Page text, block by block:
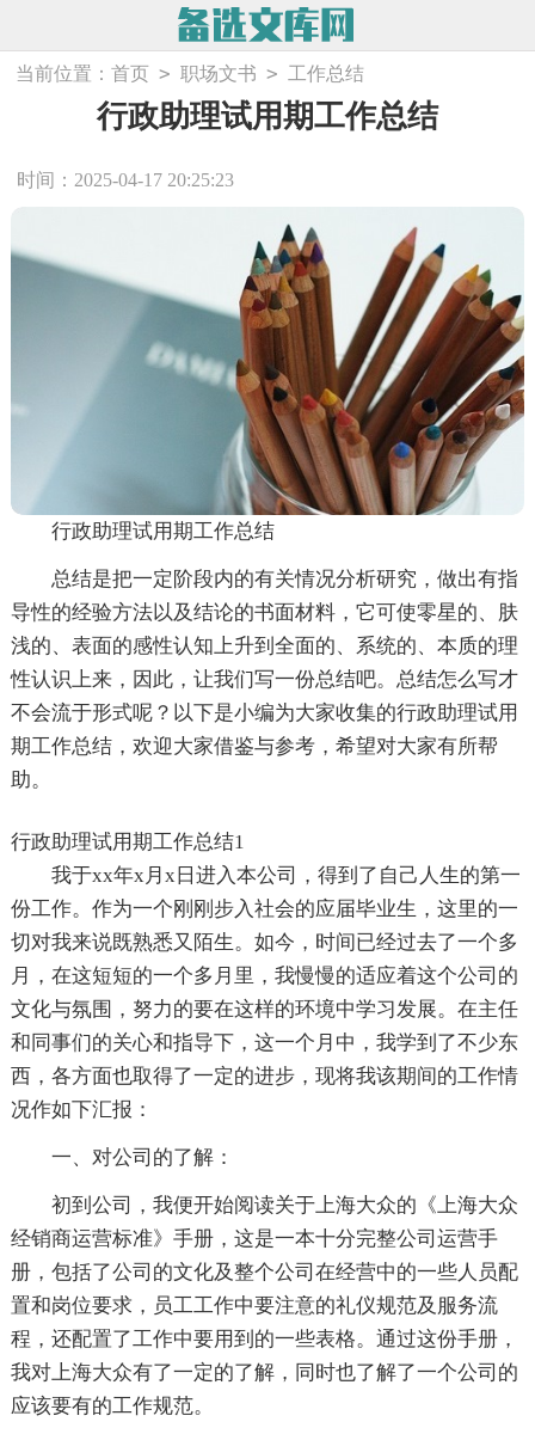
当前位置：首页 > 职场文书 > 工作总结
行政助理试用期工作总结
时间：2025-04-17 20:25:23
行政助理试用期工作总结
总结是把一定阶段内的有关情况分析研究，做出有指
导性的经验方法以及结论的书面材料，它可使零星的、肤
浅的、表面的感性认知上升到全面的、系统的、本质的理
性认识上来，因此，让我们写一份总结吧。总结怎么写才
不会流于形式呢？以下是小编为大家收集的行政助理试用
期工作总结，欢迎大家借鉴与参考，希望对大家有所帮
助。
行政助理试用期工作总结1
我于xx年x月x日进入本公司，得到了自己人生的第一
份工作。作为一个刚刚步入社会的应届毕业生，这里的一
切对我来说既熟悉又陌生。如今，时间已经过去了一个多
月，在这短短的一个多月里，我慢慢的适应着这个公司的
文化与氛围，努力的要在这样的环境中学习发展。在主任
和同事们的关心和指导下，这一个月中，我学到了不少东
西，各方面也取得了一定的进步，现将我该期间的工作情
况作如下汇报：
一、对公司的了解：
初到公司，我便开始阅读关于上海大众的《上海大众
经销商运营标准》手册，这是一本十分完整公司运营手
册，包括了公司的文化及整个公司在经营中的一些人员配
置和岗位要求，员工工作中要注意的礼仪规范及服务流
程，还配置了工作中要用到的一些表格。通过这份手册，
我对上海大众有了一定的了解，同时也了解了一个公司的
应该要有的工作规范。